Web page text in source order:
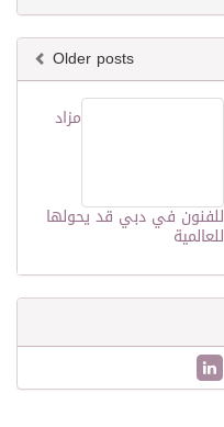
Older posts
مزاد
للفنون في دبي قد يحولها
للعالمية